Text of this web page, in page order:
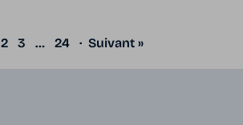
2 3 … 24 · Suivant »